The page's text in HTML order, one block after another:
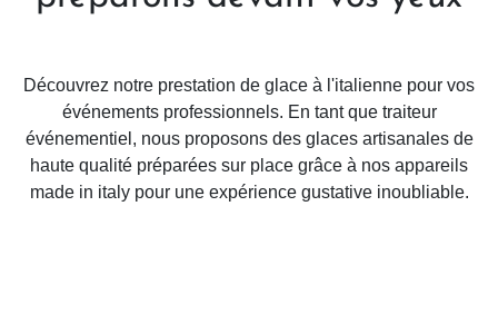
Découvrez notre prestation de glace à l'italienne pour vos
événements professionnels. En tant que traiteur
événementiel, nous proposons des glaces artisanales de
haute qualité préparées sur place grâce à nos appareils
made in italy pour une expérience gustative inoubliable.